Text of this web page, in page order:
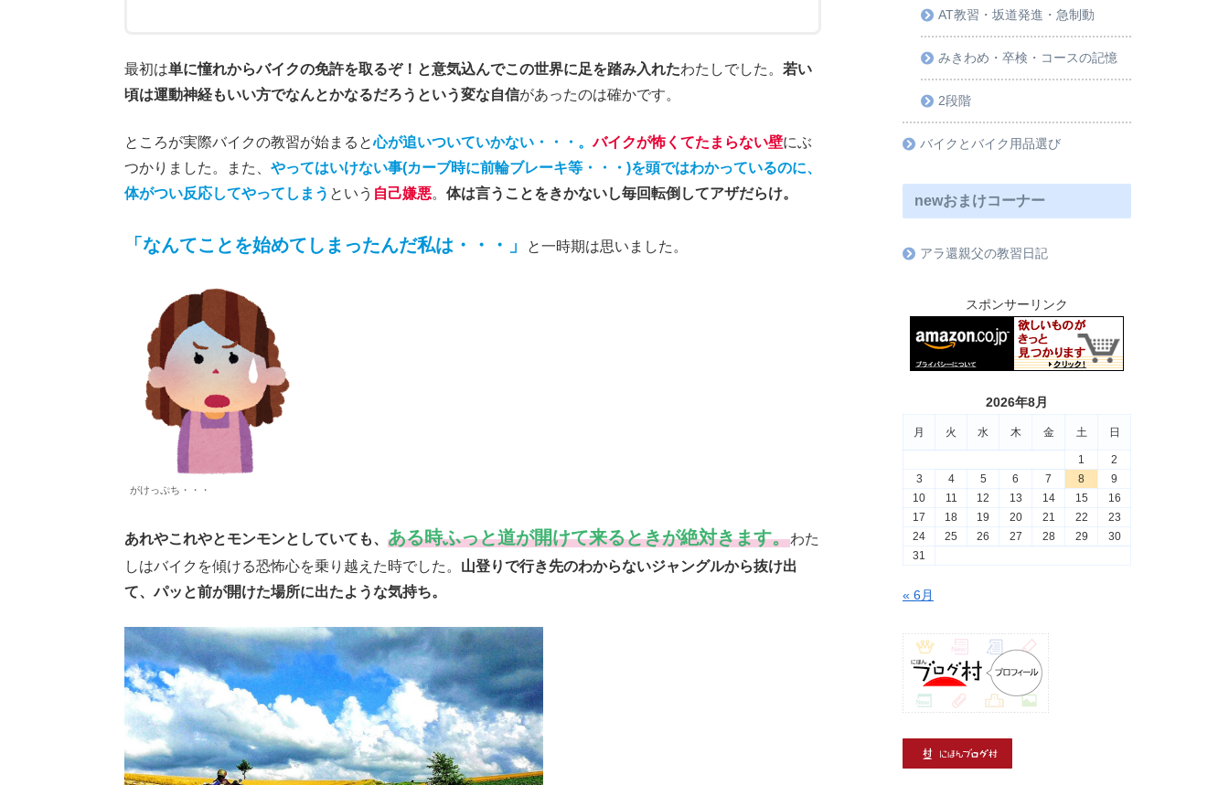
最初は単に憧れからバイクの免許を取るぞ！と意気込んでこの世界に足を踏み入れたわたしでした。 若い
頃は運動神経もいい方でなんとかなるだろうという変な自信があったのは確かです。
ところが実際バイクの教習が始まると心が追いついていかない・・・。バイクが怖くてたまらない壁にぶ
つかりました。また、 やってはいけない事(カーブ時に前輪ブレーキ等・・・)を頭ではわかっているのに、
体がつい反応してやってしまう という 自己嫌悪。 体は言うことをきかないし毎回転倒してアザだらけ。
「 なんてことを始めてしまったんだ私は・・・ 」 と一時期は思いました。
がけっぷち・・・
あれやこれやとモンモンとしていても、 ある時ふっと道が開けて来るときが絶対きます。わた
しはバイクを傾ける恐怖心を乗り越えた時でした。 山登りで行き先のわからないジャングルから抜け出
て、パッと前が開けた場所に出たような気持ち。
AT教習・坂道発進・急制動
みきわめ・卒検・コースの記憶
2段階
バイクとバイク用品選び
newおまけコーナー
アラ還親父の教習日記
スポンサーリンク
2026年8月
月 火 水 木 金 土 日
1
2
3
4 5 6 7 8
9
10
11 12 13 14 15
16
17
18 19 20 21 22
23
24
25 26 27 28 29
30
31
« 6月